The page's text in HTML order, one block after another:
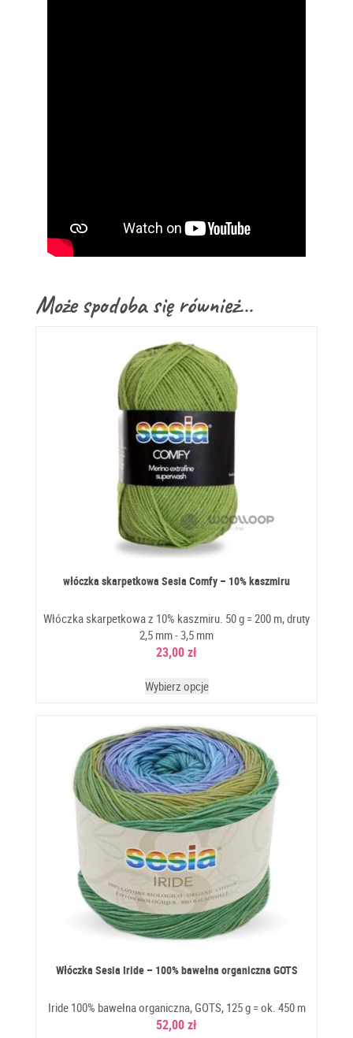
Może spodoba się również…
włóczka skarpetkowa Sesia Comfy – 10% kaszmiru
Włóczka skarpetkowa z 10% kaszmiru. 50 g = 200 m, druty
2,5 mm - 3,5 mm
23,00zł
Wybierz opcje
Włóczka Sesia Iride – 100% bawełna organiczna GOTS
Iride 100% bawełna organiczna, GOTS, 125 g = ok. 450 m
52,00zł